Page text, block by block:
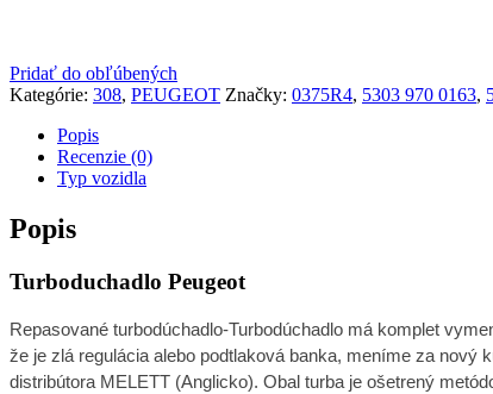
Pridať do obľúbených
Kategórie: 308, PEUGEOT Značky: 0375R4, 5303 970 0163,
Popis
Recenzie (0)
Typ vozidla
Popis
Turboduchadlo Peugeot
Repasované turbodúchadlo-Turbodúchadlo má komplet
že je zlá regulácia alebo podtlaková banka, meníme za nový
distribútora MELETT (Anglicko). Obal turba je ošetrený